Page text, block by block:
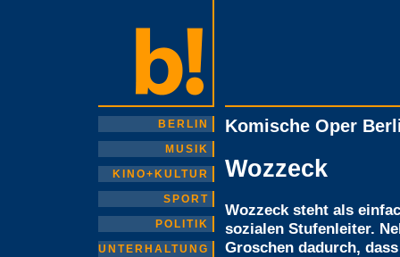
BERLIN
MUSIK
KINO+KULTUR
SPORT
POLITIK
UNTERHALTUNG
Komische Oper
Wozzeck
Wozzeck steht als
sozialen Stufenleiter.
Groschen dadurch,